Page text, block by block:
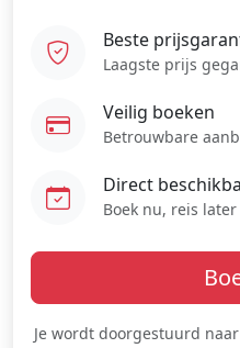
Beste
Laagste prijs
Veilig boeken
Betrouwbare
Direct
Boek nu, reis later
Je wordt doorgestuurd